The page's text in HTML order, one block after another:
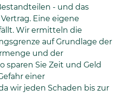
- und das
Eine eigene
Wir ermitteln die
auf Grundlage der
und der
sparen Sie Zeit und Geld
einer
wir jeden Schaden bis zur